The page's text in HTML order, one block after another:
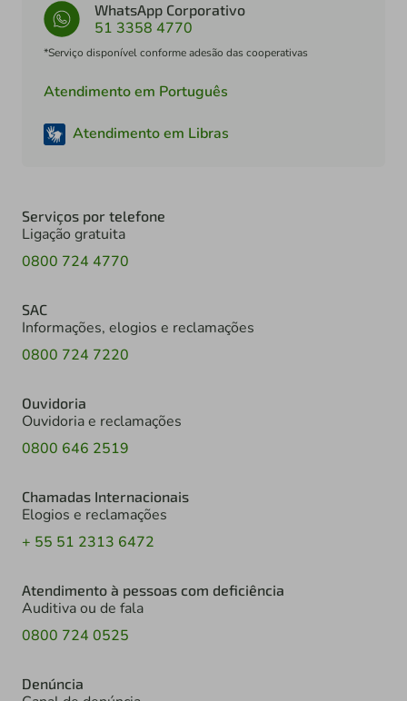
WhatsApp Corporativo
51 3358 4770
*Serviço disponível conforme adesão das cooperativas
Atendimento em Português
Atendimento em Libras
Serviços por telefone
Ligação gratuita
0800 724 4770
SAC
Informações, elogios e reclamações
0800 724 7220
Ouvidoria
Ouvidoria e reclamações
0800 646 2519
Chamadas Internacionais
Elogios e reclamações
+ 55 51 2313 6472
Atendimento à pessoas com deficiência
Auditiva ou de fala
0800 724 0525
Denúncia